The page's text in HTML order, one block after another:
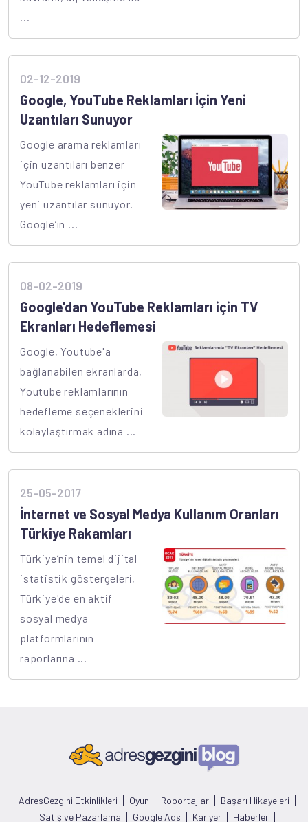
...
02-12-2019
Google, YouTube Reklamları İçin Yeni
Uzantıları Sunuyor
Google arama reklamları
için uzantıları benzer
YouTube reklamları için
yeni uzantılar sunuyor.
Google’ın ...
08-02-2019
Google'dan YouTube Reklamları için TV
Ekranları Hedeflemesi
Google, Youtube'a
bağlanabilen ekranlarda,
Youtube reklamlarının
hedefleme seçeneklerini
kolaylaştırmak adına ...
25-05-2017
İnternet ve Sosyal Medya Kullanım Oranları
Türkiye Rakamları
Türkiye’nin temel dijital
istatistik göstergeleri,
Türkiye'de en aktif
sosyal medya
platformlarının
raporlarına ...
AdresGezgini Etkinlikleri Oyun Röportajlar
Başarı Hikayeleri
Satış ve Pazarlama
Google Ads Kariyer Haberler